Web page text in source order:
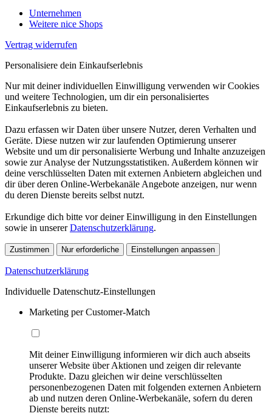
Unternehmen
Weitere nice Shops
Vertrag widerrufen
Personalisiere dein Einkaufserlebnis
Nur mit deiner individuellen Einwilligung verwenden wir Cookies
und weitere Technologien, um dir ein personalisiertes
Einkaufserlebnis zu bieten.
Dazu erfassen wir Daten über unsere Nutzer, deren Verhalten und
Geräte. Diese nutzen wir zur laufenden Optimierung unserer
Website und um dir personalisierte Werbung und Inhalte anzuzeigen
sowie zur Analyse der Nutzungsstatistiken. Außerdem können wir
deine verschlüsselten Daten mit externen Anbietern abgleichen und
dir über deren Online-Werbekanäle Angebote anzeigen, nur wenn
du deren Dienste bereits selbst nutzt.
Erkundige dich bitte vor deiner Einwilligung in den Einstellungen
sowie in unsererDatenschutzerklärung.
Zustimmen Nur erforderliche Einstellungen anpassen
Datenschutzerklärung
Individuelle Datenschutz-Einstellungen
Marketing per Customer-Match
Mit deiner Einwilligung informieren wir dich auch abseits
unserer Website über Aktionen und zeigen dir relevante
Produkte. Dazu gleichen wir deine verschlüsselten
personenbezogenen Daten mit folgenden externen Anbietern
ab und nutzen deren Online-Werbekanäle, sofern du deren
Dienste bereits nutzt: